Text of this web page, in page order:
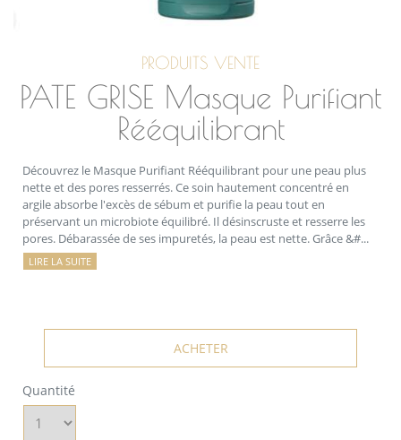
PRODUITS VENTE
PATE GRISE Masque Purifiant
Rééquilibrant
Découvrez le Masque Purifiant Rééquilibrant pour une peau plus
nette et des pores resserrés. Ce soin hautement concentré en
argile absorbe l'excès de sébum et purifie la peau tout en
préservant un microbiote équilibré. Il désinscruste et resserre les
pores. Débarassée de ses impuretés, la peau est nette. Grâce &#...
LIRE LA SUITE
ACHETER
Quantité